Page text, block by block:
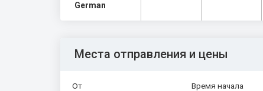
German
Места отправления и цены
От Время начала